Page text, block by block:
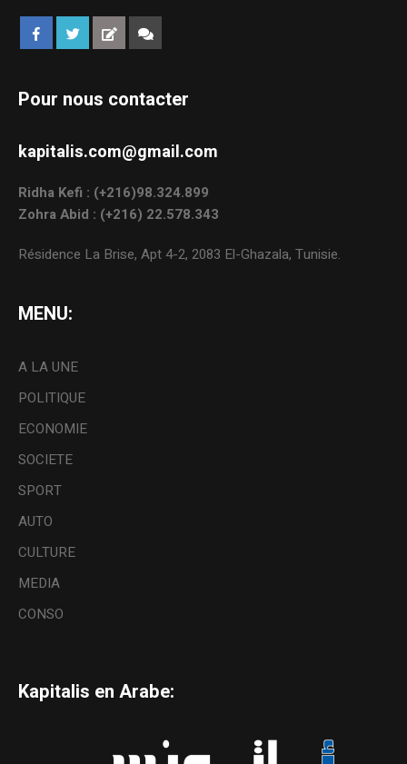
Pour nous contacter
kapitalis.com@gmail.com
Ridha Kefi : (+216)98.324.899
Zohra Abid : (+216) 22.578.343
Résidence La Brise, Apt 4-2, 2083 El-Ghazala, Tunisie.
MENU:
A LA UNE
POLITIQUE
ECONOMIE
SOCIETE
SPORT
AUTO
CULTURE
MEDIA
CONSO
Kapitalis en Arabe: